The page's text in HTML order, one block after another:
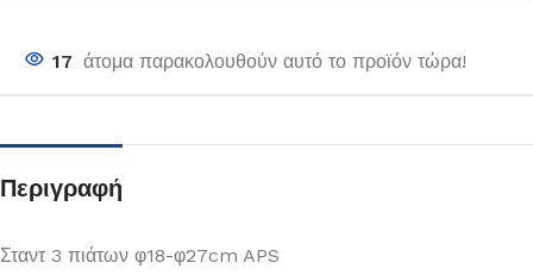
17 άτομα παρακολουθούν αυτό το προϊόν τώρα!
Περιγραφή
Σταντ 3 πιάτων φ18-φ27cm APS